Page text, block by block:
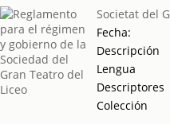
Societat del
Fecha:
Descripción
Lengua
Descriptores
Colección